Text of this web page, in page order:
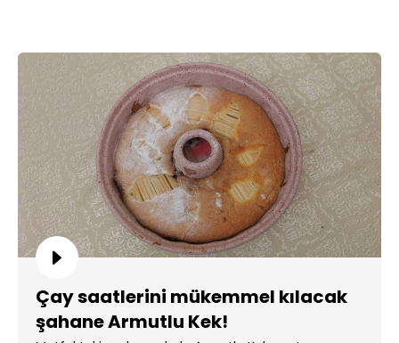
Çay saatlerini mükemmel kılacak
şahane Armutlu Kek!